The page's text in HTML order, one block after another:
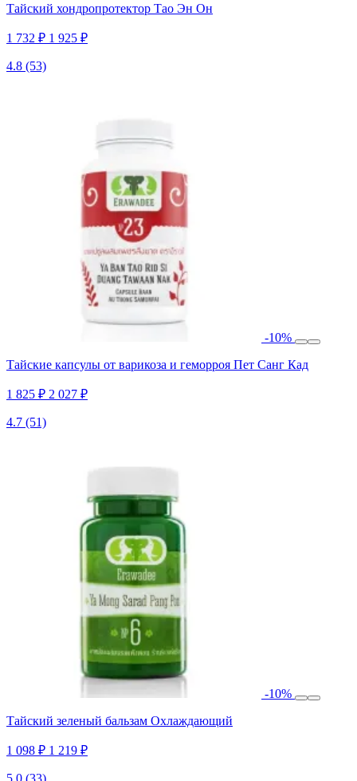
Тайский хондропротектор Тао Эн Он
1 732 ₽ 1 925 ₽
4.8 (53)
-10%
Тайские капсулы от варикоза и геморроя Пет Санг Кад
1 825 ₽ 2 027 ₽
4.7 (51)
-10%
Тайский зеленый бальзам Охлаждающий
1 098 ₽ 1 219 ₽
5.0 (33)